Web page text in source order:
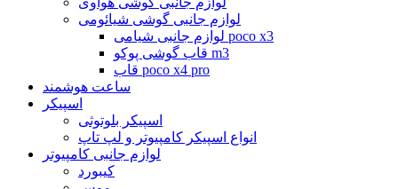
لوازم جانبی گوشی شیائومی
لوازم جانبی شیامی poco x3
قاب گوشی پوکو m3
قاب poco x4 pro
ساعت هوشمند
اسپیکر
اسپیکر بلوتوثی
انواع اسپیکر کامپیوتر و لپ تاپ
لوازم جانبی کامپیوتر
کیبورد